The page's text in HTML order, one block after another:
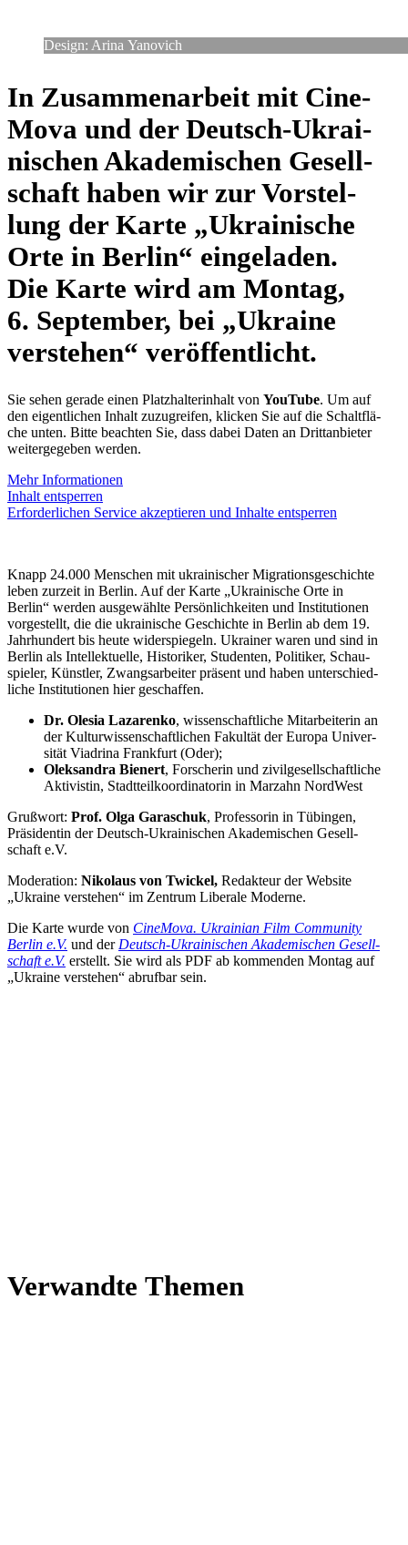
Design: Arina Yanovich
In Zusam­men­ar­beit mit Cine­
Mova und der Deutsch-Ukrai­
ni­schen Aka­de­mi­schen Gesell­
schaft haben wir zur Vor­stel­
lung der Karte „Ukrai­ni­sche
Orte in Berlin“ ein­ge­la­den.
Die Karte wird am Montag,
6. Sep­tem­ber, bei „Ukraine
ver­ste­hen“ veröffentlicht.
Sie sehen gerade einen Platz­hal­ter­in­halt von YouTube. Um auf
den eigent­li­chen Inhalt zuzu­grei­fen, klicken Sie auf die Schalt­flä­
che unten. Bitte beach­ten Sie, dass dabei Daten an Dritt­an­bie­ter
wei­ter­ge­ge­ben werden.
Mehr Infor­ma­tio­nen
Inhalt ent­sper­ren
Erfor­der­li­chen Service akzep­tie­ren und Inhalte ent­sper­ren
Knapp 24.000 Men­schen mit ukrai­ni­scher Migra­ti­ons­ge­schichte
leben zurzeit in Berlin. Auf der Karte „Ukrai­ni­sche Orte in
Berlin“ werden aus­ge­wählte Per­sön­lich­kei­ten und Insti­tu­tio­nen
vor­ge­stellt, die die ukrai­ni­sche Geschichte in Berlin ab dem 19.
Jahr­hun­dert bis heute wider­spie­geln. Ukrai­ner waren und sind in
Berlin als Intel­lek­tu­elle, His­to­ri­ker, Stu­den­ten, Poli­ti­ker, Schau­
spie­ler, Künstler, Zwangs­ar­bei­ter präsent und haben unter­schied­
li­che Insti­tu­tio­nen hier geschaffen.
Dr. Olesia Laza­renko, wis­sen­schaft­li­che Mit­ar­bei­te­rin an
der Kul­tur­wis­sen­schaft­li­chen Fakul­tät der Europa Uni­ver­
si­tät Via­drina Frank­furt (Oder);
Olek­san­dra Bienert, For­sche­rin und zivil­ge­sell­schaft­li­che
Akti­vis­tin, Stadt­teil­ko­or­di­na­to­rin in Marzahn NordWest
Gruß­wort: Prof. Olga Gara­schuk, Pro­fes­so­rin in Tübin­gen,
Prä­si­den­tin der Deutsch-Ukrai­ni­schen Aka­de­mi­schen Gesell­
schaft e.V.
Mode­ra­tion: Niko­laus von Twickel, Redak­teur der Website
„Ukraine ver­ste­hen“ im Zentrum Libe­rale Moderne.
Die Karte wurde von Cine­Mova. Ukrai­nian Film Com­mu­nity
Berlin e.V. und der Deutsch-Ukrai­ni­schen Aka­de­mi­schen Gesell­
schaft e.V. erstellt. Sie wird als PDF ab kom­men­den Montag auf
„Ukraine ver­ste­hen“ abruf­bar sein.
Ver­wandte Themen